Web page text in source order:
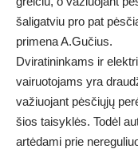
šaligatviu pro pat
primena A.Gučius.
Dviratininkams ir
vairuotojams yra
važiuojant pėsčiųjų
šios taisyklės. Todėl
artėdami prie